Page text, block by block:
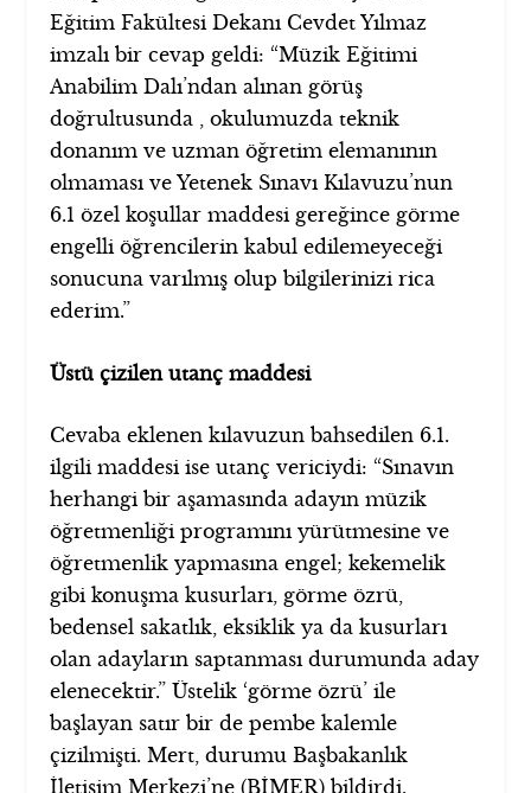
Eğitim Fakültesi Dekanı Cevdet Yılmaz
imzalı bir cevap geldi: “Müzik Eğitimi
Anabilim Dalı’ndan alınan görüş
doğrultusunda , okulumuzda teknik
donanım ve uzman öğretim elemanının
olmaması ve Yetenek Sınavı Kılavuzu’nun
6.1 özel koşullar maddesi gereğince görme
engelli öğrencilerin kabul edilemeyeceği
sonucuna varılmış olup bilgilerinizi rica
ederim.”
Üstü çizilen utanç maddesi
Cevaba eklenen kılavuzun bahsedilen 6.1.
ilgili maddesi ise utanç vericiydi: “Sınavın
herhangi bir aşamasında adayın müzik
öğretmenliği programını yürütmesine ve
öğretmenlik yapmasına engel; kekemelik
gibi konuşma kusurları, görme özrü,
bedensel sakatlık, eksiklik ya da kusurları
olan adayların saptanması durumunda aday
elenecektir.” Üstelik ‘görme özrü’ ile
başlayan satır bir de pembe kalemle
çizilmişti. Mert, durumu Başbakanlık
İletişim Merkezi’ne (BİMER) bildirdi.